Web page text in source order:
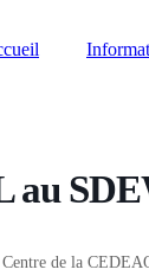
de la